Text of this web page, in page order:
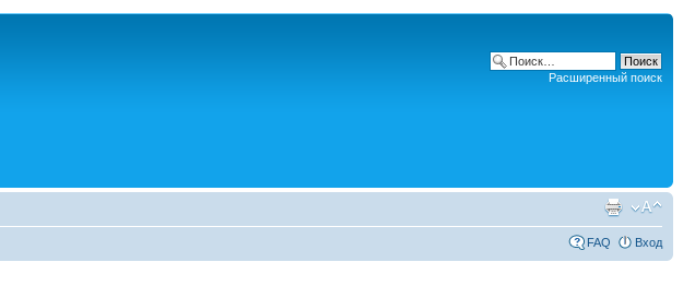
Расширенный поиск
FAQ Вход